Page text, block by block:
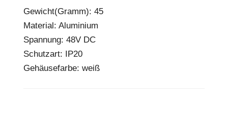
Gewicht(Gramm): 45
Material: Aluminium
Spannung: 48V DC
Schutzart: IP20
Gehäusefarbe: weiß